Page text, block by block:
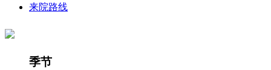
来院路线
季节